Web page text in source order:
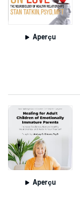
Aperçu
Aperçu